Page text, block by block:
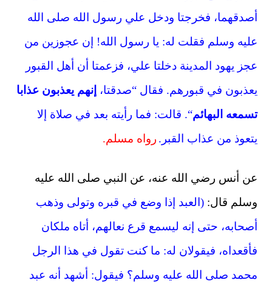
أصدقهما، فخرجتا ودخل علي رسول الله صلى الله
عليه وسلم فقلت له: يا رسول الله! إن عجوزين من
عجز يهود المدينة دخلتا علي، فزعمتا أن أهل القبور
يعذبون في قبورهم. فقال “صدقتا، إنهم يعذبون عذابا
تسمعه البهائم“. قالت: فما رأيته بعد في صلاة إلا
يتعوذ من عذاب القبر. رواه مسلم.
عن أنس رضي الله عنه، عن النبي صلى الله عليه
وسلم قال: (العبد إذا وضع في قبره وتولى وذهب
أصحابه، حتى إنه ليسمع قرع نعالهم، أتاه ملكان
فأقعداه، فيقولان له: ما كنت تقول في هذا الرجل
محمد صلى الله عليه وسلم؟ فيقول: أشهد أنه عبد